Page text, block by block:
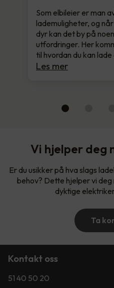
Som elbileier er man
lademuligheter, og
dyr kan det by på
utfordringer. Her
til hvordan du kan
Les mer
Vi hjelper deg
Er du usikker på hva slags
behov? Dette hjelper vi deg
dyktige
Ta
Kontakt oss
51 40 50 20